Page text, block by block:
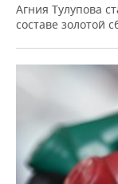
Агния Тулупова
составе золотой